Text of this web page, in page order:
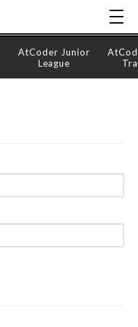
AtCoder Junior
League